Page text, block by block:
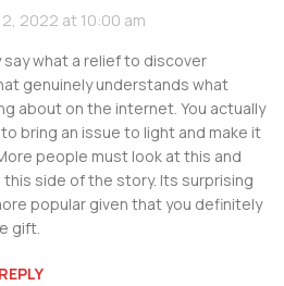
2022 at 10:00 am
say what a relief to discover
genuinely understands what
about on the internet. You actually
bring an issue to light and make it
people must look at this and
side of the story. Its surprising
popular given that you definitely
gift.